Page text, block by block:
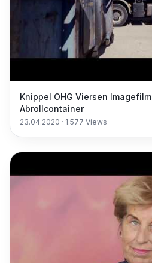
Knippel OHG Viersen Imagefilm Absetz- und
Abrollcontainer
23.04.2020 · 1.577 Views